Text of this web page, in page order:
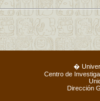
�
Centro de
Dirección